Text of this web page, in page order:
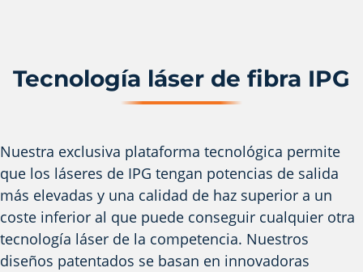
Tecnología láser de fibra IPG
Nuestra exclusiva plataforma tecnológica permite
que los láseres de IPG tengan potencias de salida
más elevadas y una calidad de haz superior a un
coste inferior al que puede conseguir cualquier otra
tecnología láser de la competencia. Nuestros
diseños patentados se basan en innovadoras